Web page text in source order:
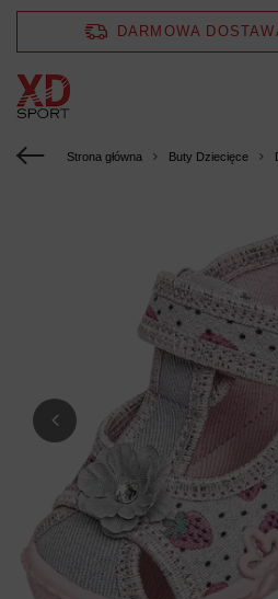
DARMOWA
Strona główna Buty Dziecięce